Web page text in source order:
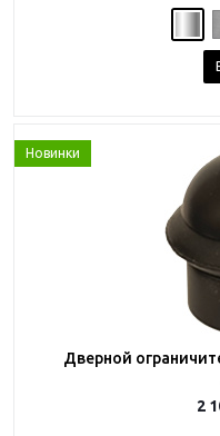
Новинки
Дверной
2